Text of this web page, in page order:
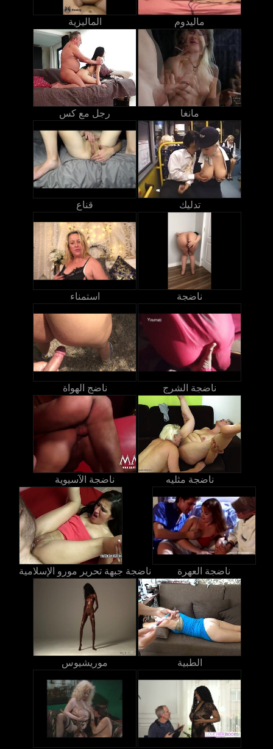
الماليزية ماليدوم
رجل مع كس مانغا
قناع تدليك
استمناء ناضجة
ناضج الهواة ناضجة الشرج
ناضجة الآسيوية ناضجة مثليه
ناضجة جبهة تحرير مورو الإسلامية ناضجة العهرة
موريشيوس الطبية